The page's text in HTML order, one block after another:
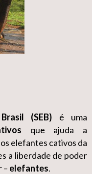
(SEB) é uma
que ajuda a
elefantes cativos da
a liberdade de poder
– elefantes.